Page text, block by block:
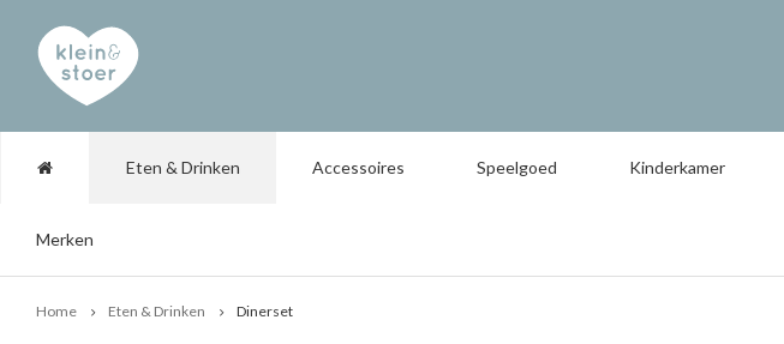
Eten & Drinken Accessoires Speelgoed Kinderkamer
Merken
Home Eten & Drinken Dinerset